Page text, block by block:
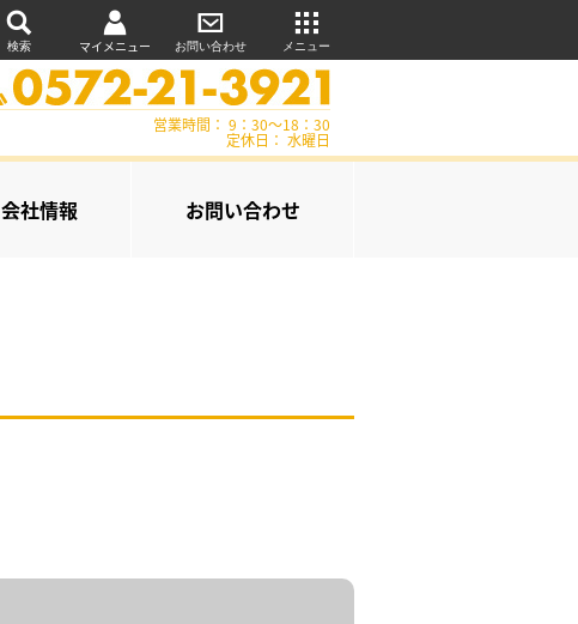
検索 マイメニュー お問い合わせ メニュー
営業時間： 9：30～18：30
定休日： 水曜日
会社情報 お問い合わせ